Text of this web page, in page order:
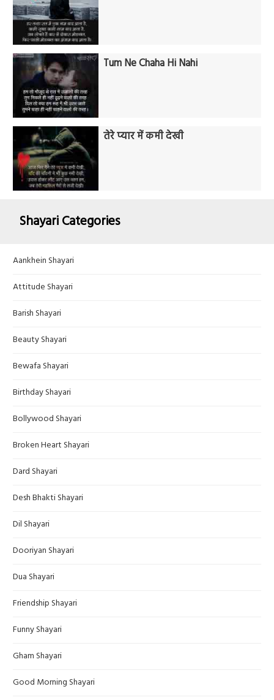
Tum Ne Chaha Hi Nahi
तेरे प्यार में कमी देखी
Shayari Categories
Aankhein Shayari
Attitude Shayari
Barish Shayari
Beauty Shayari
Bewafa Shayari
Birthday Shayari
Bollywood Shayari
Broken Heart Shayari
Dard Shayari
Desh Bhakti Shayari
Dil Shayari
Dooriyan Shayari
Dua Shayari
Friendship Shayari
Funny Shayari
Gham Shayari
Good Morning Shayari